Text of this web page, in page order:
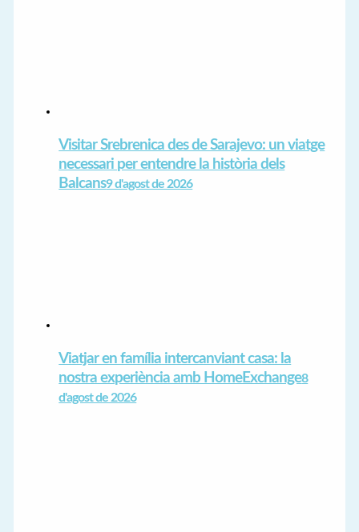
Visitar Srebrenica des de Sarajevo: un viatge
necessari per entendre la història dels
Balcans9 d'agost de 2026
Viatjar en família intercanviant casa: la
nostra experiència amb HomeExchange8
d'agost de 2026